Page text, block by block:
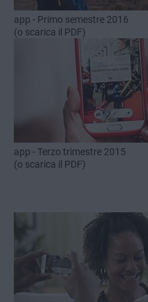
app - Primo semestre 2016
(o scarica il PDF)
app - Terzo trimestre 2015
(o scarica il PDF)